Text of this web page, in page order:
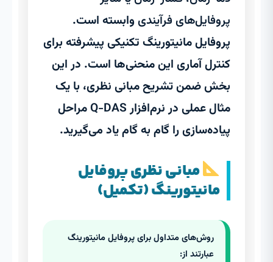
پروفایل‌های فرآیندی وابسته است.
پروفایل مانیتورینگ تکنیکی پیشرفته برای
کنترل آماری این منحنی‌ها است. در این
بخش ضمن تشریح مبانی نظری، با یک
مثال عملی در نرم‌افزارQ-DASمراحل
پیاده‌سازی را گام به گام یاد می‌گیرید.
مبانی نظری پروفایل
مانیتورینگ (تکمیل)
روش‌های متداول برای پروفایل مانیتورینگ
عبارتند از: